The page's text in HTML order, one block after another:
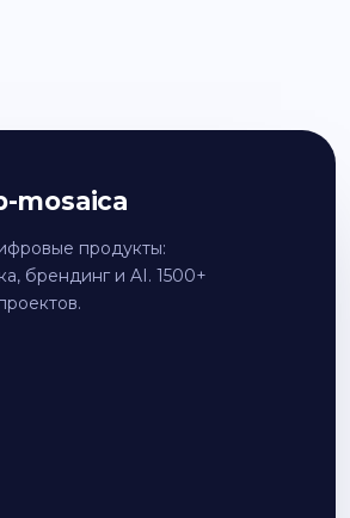
mosaica
продукты:
брендинг и AI. 1500+